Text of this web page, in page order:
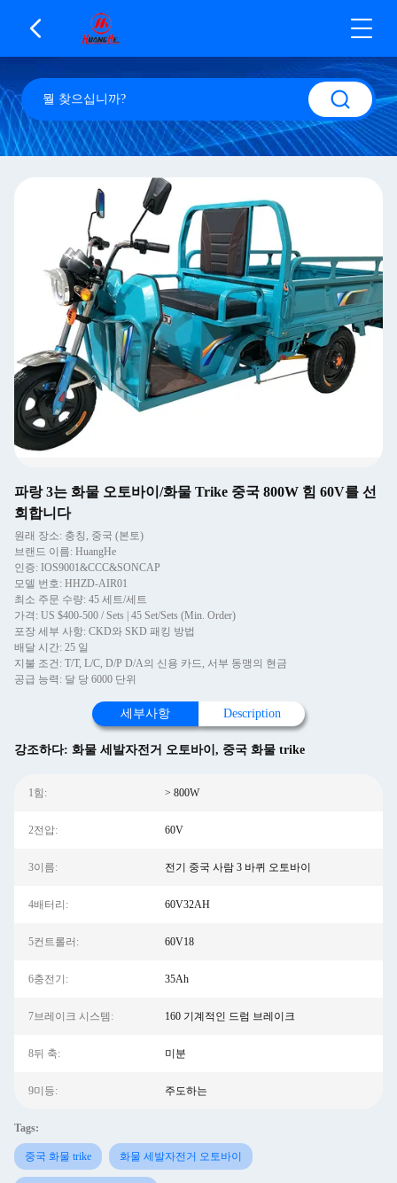
파랑 3는 화물 오토바이/화물 Trike 중국 800W 힘 60V를 선
회합니다
원래 장소: 충칭, 중국 (본토)
브랜드 이름: HuangHe
인증: IOS9001&CCC&SONCAP
모델 번호: HHZD-AIR01
최소 주문 수량: 45 세트/세트
가격: US $400-500 / Sets | 45 Set/Sets (Min. Order)
포장 세부 사항: CKD와 SKD 패킹 방법
배달 시간: 25 일
지불 조건: T/T, L/C, D/P D/A의 신용 카드, 서부 동맹의 현금
공급 능력: 달 당 6000 단위
세부사항 Description
강조하다: 화물 세발자전거 오토바이 , 중국 화물 trike
1힘: > 800W
2전압: 60V
3이름: 전기 중국 사람 3 바퀴 오토바이
4배터리: 60V32AH
5컨트롤러: 60V18
6충전기: 35Ah
7브레이크 시스템: 160 기계적인 드럼 브레이크
8뒤 축: 미분
9미등: 주도하는
Tags:
중국 화물 trike 화물 세발자전거 오토바이